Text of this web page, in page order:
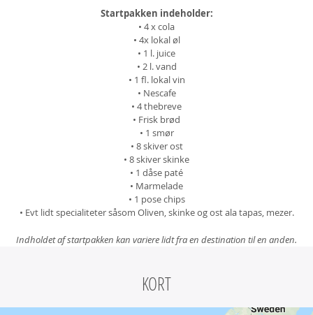
Startpakken indeholder:
• 4 x cola
• 4x lokal øl
• 1 l. juice
• 2 l. vand
• 1 fl. lokal vin
• Nescafe
• 4 thebreve
• Frisk brød
• 1 smør
• 8 skiver ost
• 8 skiver skinke
• 1 dåse paté
• Marmelade
• 1 pose chips
• Evt lidt specialiteter såsom Oliven, skinke og ost ala tapas, mezer.
Indholdet af startpakken kan variere lidt fra en destination til en anden.
KORT